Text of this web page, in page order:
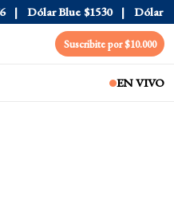
Dólar Blue $1530 Dólar CCL
Suscribite por $10.000
EN VIVO